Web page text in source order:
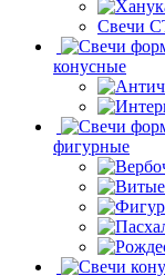
Свечи
конусные
фигурные